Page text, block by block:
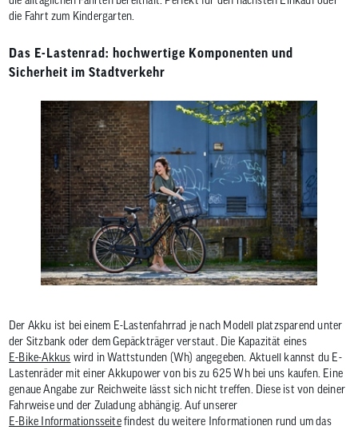
die Fahrt zum Kindergarten.
Das E-Lastenrad: hochwertige Komponenten und
Sicherheit im Stadtverkehr
Der Akku ist bei einem E-Lastenfahrrad je nach Modell platzsparend unter
der Sitzbank oder dem Gepäckträger verstaut. Die Kapazität eines
E-Bike-Akkus wird in Wattstunden (Wh) angegeben. Aktuell kannst du E-
Lastenräder mit einer Akkupower von bis zu 625 Wh bei uns kaufen. Eine
genaue Angabe zur Reichweite lässt sich nicht treffen. Diese ist von deiner
Fahrweise und der Zuladung abhängig. Auf unserer
E-Bike Informationsseitefindest du weitere Informationen rund um das